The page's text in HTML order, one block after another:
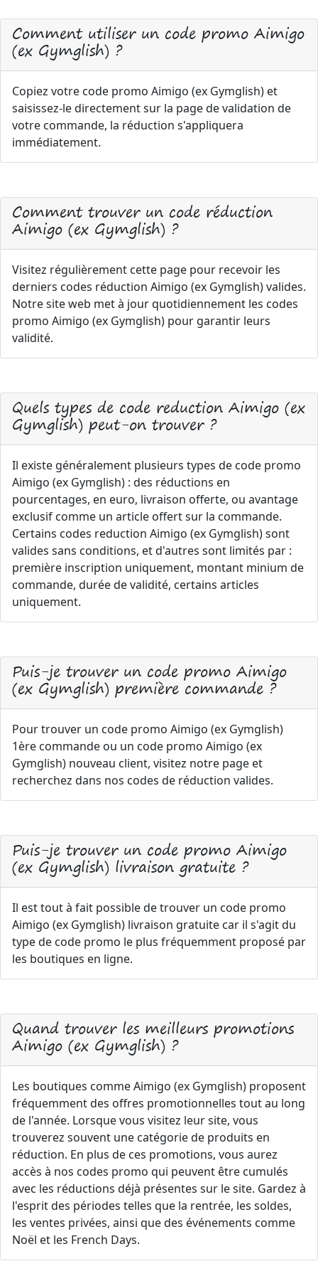
Comment utiliser un code promo Aimigo
(ex Gymglish) ?
Copiez votre code promo Aimigo (ex Gymglish) et
saisissez-le directement sur la page de validation de
votre commande, la réduction s'appliquera
immédiatement.
Comment trouver un code réduction
Aimigo (ex Gymglish) ?
Visitez régulièrement cette page pour recevoir les
derniers codes réduction Aimigo (ex Gymglish) valides.
Notre site web met à jour quotidiennement les codes
promo Aimigo (ex Gymglish) pour garantir leurs
validité.
Quels types de code reduction Aimigo (ex
Gymglish) peut-on trouver ?
Il existe généralement plusieurs types de code promo
Aimigo (ex Gymglish) : des réductions en
pourcentages, en euro, livraison offerte, ou avantage
exclusif comme un article offert sur la commande.
Certains codes reduction Aimigo (ex Gymglish) sont
valides sans conditions, et d'autres sont limités par :
première inscription uniquement, montant minium de
commande, durée de validité, certains articles
uniquement.
Puis-je trouver un code promo Aimigo
(ex Gymglish) première commande ?
Pour trouver un code promo Aimigo (ex Gymglish)
1ère commande ou un code promo Aimigo (ex
Gymglish) nouveau client, visitez notre page et
recherchez dans nos codes de réduction valides.
Puis-je trouver un code promo Aimigo
(ex Gymglish) livraison gratuite ?
Il est tout à fait possible de trouver un code promo
Aimigo (ex Gymglish) livraison gratuite car il s'agit du
type de code promo le plus fréquemment proposé par
les boutiques en ligne.
Quand trouver les meilleurs promotions
Aimigo (ex Gymglish) ?
Les boutiques comme Aimigo (ex Gymglish) proposent
fréquemment des offres promotionnelles tout au long
de l'année. Lorsque vous visitez leur site, vous
trouverez souvent une catégorie de produits en
réduction. En plus de ces promotions, vous aurez
accès à nos codes promo qui peuvent être cumulés
avec les réductions déjà présentes sur le site. Gardez à
l'esprit des périodes telles que la rentrée, les soldes,
les ventes privées, ainsi que des événements comme
Noël et les French Days.